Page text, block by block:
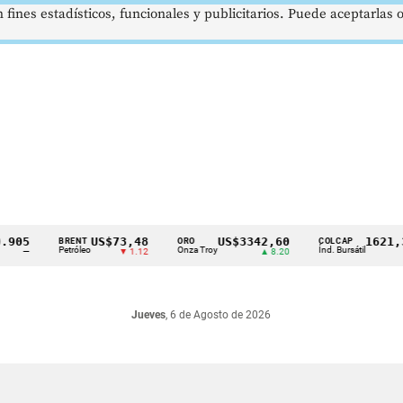
BRENT
Petróleo
US$73,48
▼ 1.12 Onza Troy
US$3342,60
▲ 8.20
COLCAP
Índ. Bursátil
1621,34
▲
Jueves, 6 de Agosto de 2026
estadísticos, funcionales y publicitarios. Puede aceptarlas